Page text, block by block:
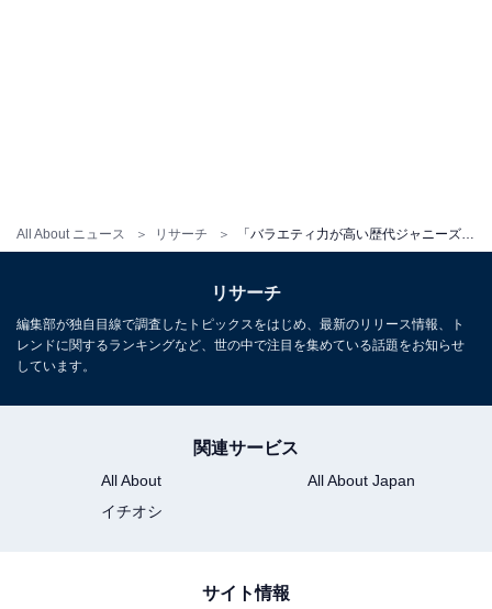
All About ニュース リサーチ 「バラエティ力が高い歴代ジャニーズ」ランキング！ 3位 菊池風磨、2位 村上信五、1位は？
リサーチ
編集部が独自目線で調査したトピックスをはじめ、最新のリリース情報、ト
レンドに関するランキングなど、世の中で注目を集めている話題をお知らせ
しています。
関連サービス
All About
All About Japan
イチオシ
サイト情報